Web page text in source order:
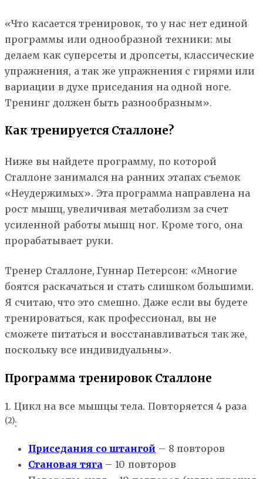
«Что касается тренировок, то у нас нет единой
программы или однообразной техники: мы
делаем как суперсеты и дропсеты, классические
упражнения, а так же упражнения с гирями или
вариации в духе приседания на одной ноге.
Тренинг должен быть разнообразным».
Как тренируется Сталлоне?
Ниже вы найдете программу, по которой
Сталлоне занимался на ранних этапах съемок
«Неудержимых». Эта программа направлена на
рост мышц, увеличивая метаболизм за счет
усиленной работы мышц ног. Кроме того, она
прорабатывает руки.
Тренер Сталлоне, Гуннар Петерсон: «Многие
боятся раскачаться и стать слишком большими.
Я считаю, что это смешно. Даже если вы будете
тренироваться, как профессионал, вы не
сможете питаться и восстанавливаться так же,
поскольку все индивидуальны».
Программа тренировок Сталлоне
1. Цикл на все мышцы тела. Повторяется 4 раза
(2):
Приседания со штангой – 8 повторов
Становая тяга– 10 повторов